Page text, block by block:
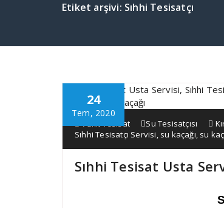
Etiket arşivi: Sıhhi Tesisatçı
24
Tem, 2020
Vakit Tesisat Su Tesisatçısı
Sıhhi Tesisatçı Servisi, su kaçağı, su
Sıhhi Tesisat Usta